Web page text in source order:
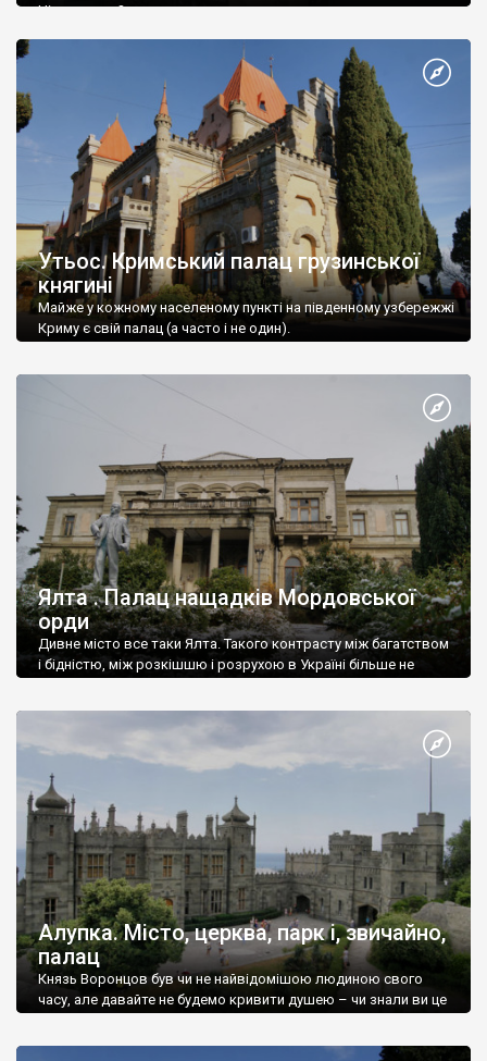
Ніжин греки?
Утьос. Кримський палац грузинської
княгині
Майже у кожному населеному пункті на південному узбережжі
Криму є свій палац (а часто і не один).
Ялта . Палац нащадків Мордовської
орди
Дивне місто все таки Ялта. Такого контрасту між багатством
і бідністю, між розкішшю і розрухою в Україні більше не
Алупка. Місто, церква, парк і, звичайно,
палац
Князь Воронцов був чи не найвідомішою людиною свого
часу, але давайте не будемо кривити душею – чи знали ви це